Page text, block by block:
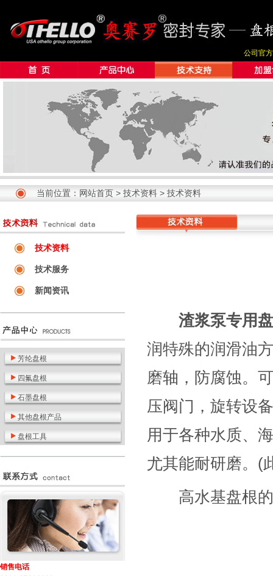
公司官
当前位置： 网站首页 > 技术资料 > 技术资料
技术资料
技术服务
新闻资讯
芳纶盘根
四氟盘根
石墨盘根
其他盘根产品
盘根工具
销售电话
渣浆泵专用
润特殊的润滑油
磨轴，防腐蚀。
压阀门，旋转设
用于各种水质、
尤其能耐研磨。(
高水基盘根的